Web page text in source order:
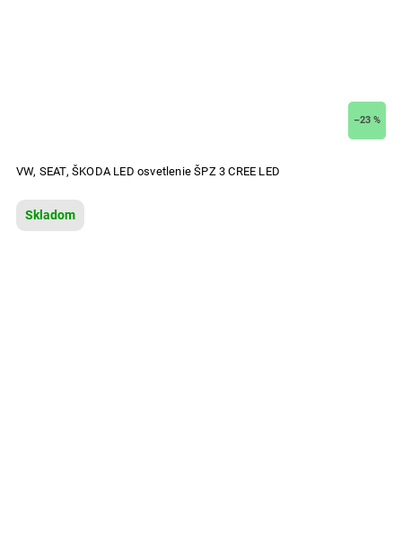
–23 %
VW, SEAT, ŠKODA LED osvetlenie ŠPZ 3 CREE LED
Skladom